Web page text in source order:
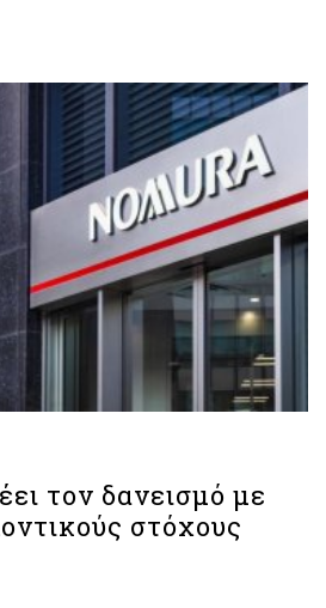
τον δανεισμό με
στόχους